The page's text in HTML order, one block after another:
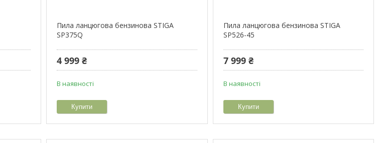
Пила ланцюгова бензинова STIGA
SP375Q
4 999 ₴
В наявності
Купити
Пила ланцюгова бензинова STIGA
SP526-45
7 999 ₴
В наявності
Купити